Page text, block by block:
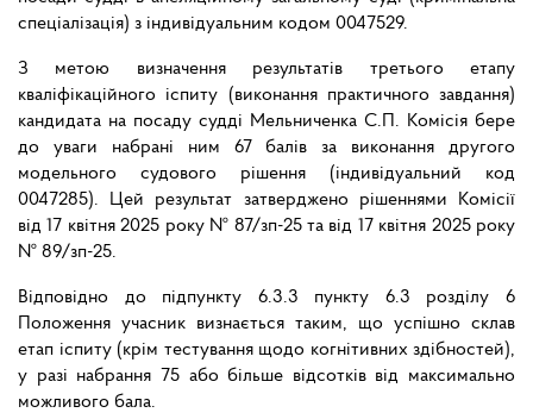
спеціалізація) з індивідуальним кодом 0047529.
З метою визначення результатів третього етапу
кваліфікаційного іспиту (виконання практичного завдання)
кандидата на посаду судді Мельниченка С.П. Комісія бере
до уваги набрані ним 67 балів за виконання другого
модельного судового рішення (індивідуальний код
0047285). Цей результат затверджено рішеннями Комісії
від 17 квітня 2025 року № 87/зп-25 та від 17 квітня 2025 року
№ 89/зп-25.
Відповідно до підпункту 6.3.3 пункту 6.3 розділу 6
Положення учасник визнається таким, що успішно склав
етап іспиту (крім тестування щодо когнітивних здібностей),
у разі набрання 75 або більше відсотків від максимально
можливого бала.